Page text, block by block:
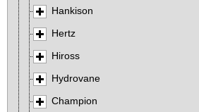
Hankison
Hertz
Hiross
Hydrovane
Champion